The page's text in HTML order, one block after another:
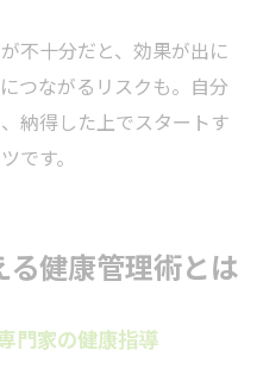
不十分だと、効果が出に
つながるリスクも。自分
納得した上でスタートす
です。
健康管理術とは
門家の健康指導